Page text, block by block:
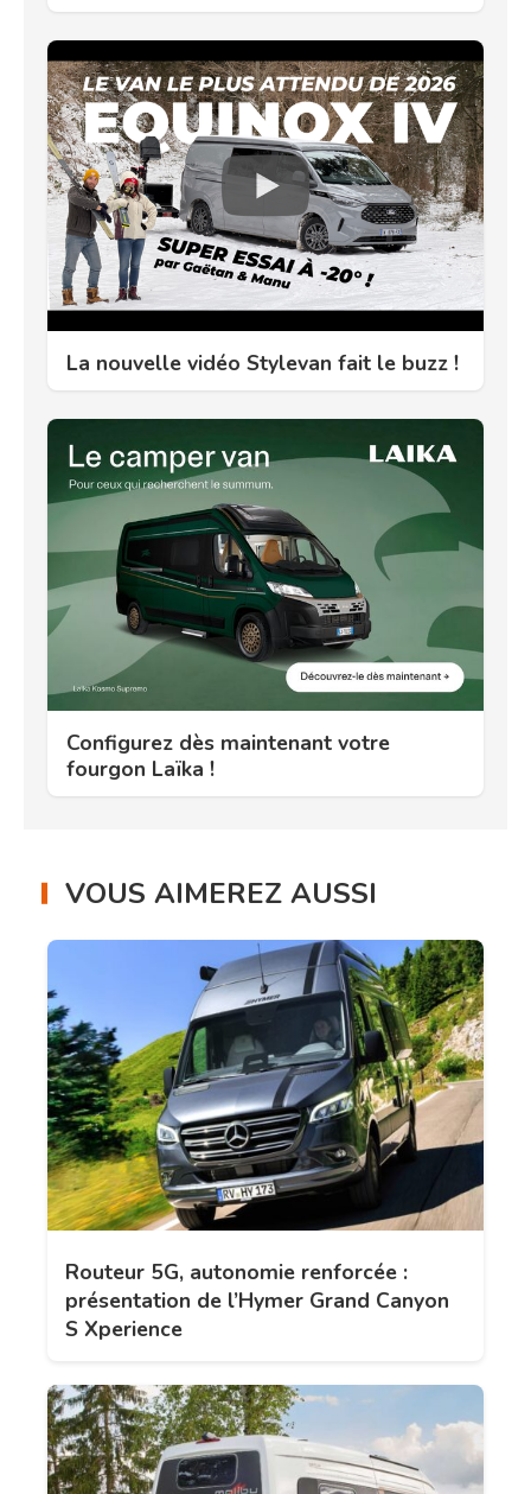
La nouvelle vidéo Stylevan fait le buzz !
Configurez dès maintenant votre
fourgon Laïka !
VOUS AIMEREZ AUSSI
Routeur 5G, autonomie renforcée :
présentation de l’Hymer Grand Canyon
S Xperience